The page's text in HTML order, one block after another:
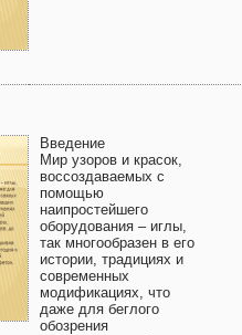
Введение
Мир узоров и красок,
воссоздаваемых с
помощью
наипростейшего
оборудования – иглы,
так многообразен в его
истории, традициях и
современных
модификациях, что
даже для беглого
обозрения